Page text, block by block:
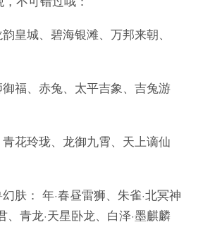
城、碧海银滩、万邦来朝、
、赤兔、太平吉象、吉兔游
玲珑、龙御九霄、天上谪仙
： 年·春昼雷狮、朱雀·北冥神
、青龙·天星卧龙、白泽·墨麒麟